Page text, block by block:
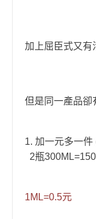
加上屈臣式又有
但是同一產品卻
1. 加一元多一件
2瓶300ML=150
1ML=0.5元